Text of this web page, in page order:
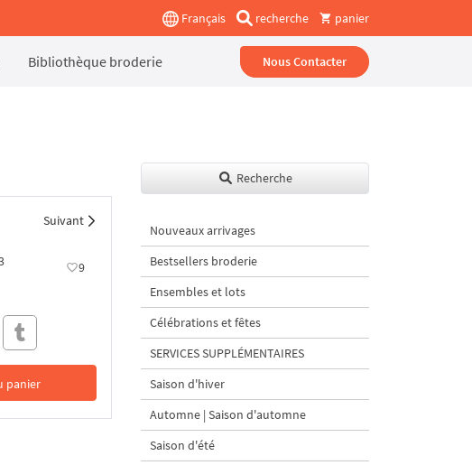
Français recherche panier
Bibliothèque broderie Nous Contacter
Suivant
9
panier
Recherche
Nouveaux arrivages
Bestsellers broderie
Ensembles et lots
Célébrations et fêtes
SERVICES SUPPLÉMENTAIRES
Saison d'hiver
Automne | Saison d'automne
Saison d'été